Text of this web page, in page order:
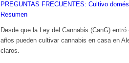
PREGUNTAS FRECUENTES: Cultivo
Resumen
Desde que la Ley del Cannabis (CanG)
años pueden cultivar cannabis en casa en
claros.